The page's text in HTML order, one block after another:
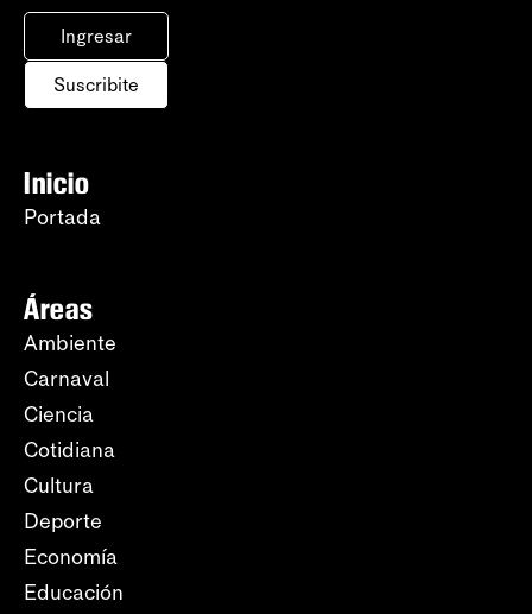
Ingresar
Suscribite
Inicio
Portada
Áreas
Ambiente
Carnaval
Ciencia
Cotidiana
Cultura
Deporte
Economía
Educación